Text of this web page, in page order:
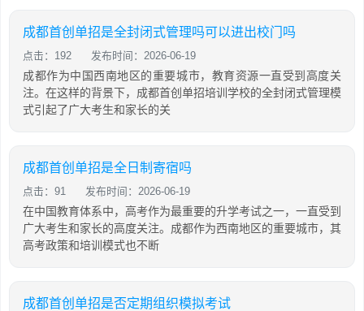
成都首创单招是全封闭式管理吗可以进出校门吗
点击：192 发布时间：2026-06-19
成都作为中国西南地区的重要城市，教育资源一直受到高度关
注。在这样的背景下，成都首创单招培训学校的全封闭式管理模
式引起了广大考生和家长的关
成都首创单招是全日制寄宿吗
点击：91 发布时间：2026-06-19
在中国教育体系中，高考作为最重要的升学考试之一，一直受到
广大考生和家长的高度关注。成都作为西南地区的重要城市，其
高考政策和培训模式也不断
成都首创单招是否定期组织模拟考试